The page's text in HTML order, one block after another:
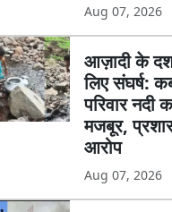
Aug 07, 2026
आज़ादी के
लिए संघर्ष:
परिवार नदी
मजबूर,
आरोप
Aug 07, 2026